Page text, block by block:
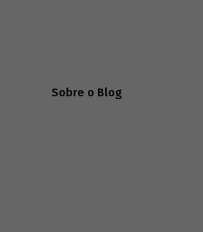
Sobre o Blog